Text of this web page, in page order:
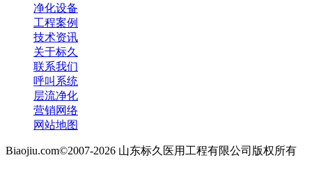
净化设备
工程案例
技术资讯
关于标久
联系我们
呼叫系统
层流净化
营销网络
网站地图
Biaojiu.com©2007-2026 山东标久医用工程有限公司版权所有